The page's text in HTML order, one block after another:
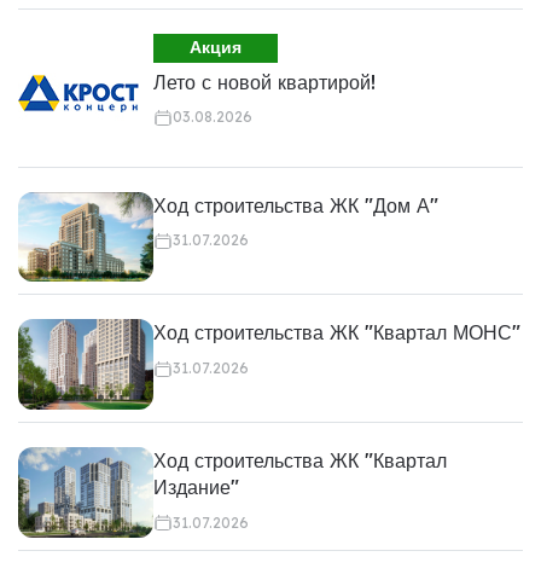
Акция
Лето с новой квартирой!
03.08.2026
Ход строительства ЖК "Дом А"
31.07.2026
Ход строительства ЖК "Квартал МОНС"
31.07.2026
Ход строительства ЖК "Квартал
Издание"
31.07.2026